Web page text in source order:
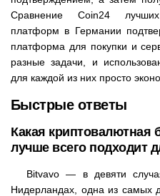
Сравнение Coin24
платформ в Германии
платформа для покупки и
разные задачи, и
для каждой из них просто
Быстрые ответы
Какая криптовалютная
лучше всего подходит
Bitvavo — в девяти
Нидерландах, одна из самых